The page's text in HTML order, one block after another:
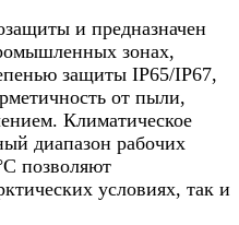
и предназначен
зонах,
защиты IP65/IP67,
от пыли,
Климатическое
диапазон рабочих
позволяют
условиях, так и